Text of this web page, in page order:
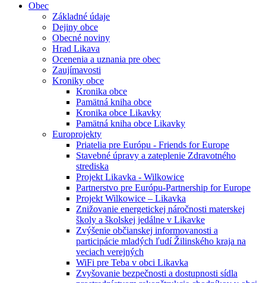
Obec
Základné údaje
Dejiny obce
Obecné noviny
Hrad Likava
Ocenenia a uznania pre obec
Zaujímavosti
Kroniky obce
Kronika obce
Pamätná kniha obce
Kronika obce Likavky
Pamätná kniha obce Likavky
Europrojekty
Priatelia pre Európu - Friends for Europe
Stavebné úpravy a zateplenie Zdravotného
strediska
Projekt Likavka - Wilkowice
Partnerstvo pre Európu-Partnership for Europe
Projekt Wilkowice – Likavka
Znižovanie energetickej náročnosti materskej
školy a školskej jedálne v Likavke
Zvýšenie občianskej informovanosti a
participácie mladých ľudí Žilinského kraja na
veciach verejných
WiFi pre Teba v obci Likavka
Zvyšovanie bezpečnosti a dostupnosti sídla